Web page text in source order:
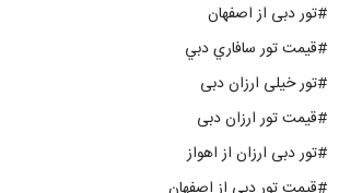
#تور دبی از اصفهان
#قيمت تور سافاري دبي
#تور خیلی ارزان دبی
#قیمت تور ارزان دبی
#تور دبی ارزان از اهواز